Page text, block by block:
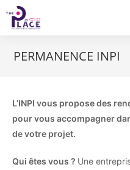
PERMANENCE INPI
L’INPI vous propose des
pour vous accompagner
de votre projet.
Qui êtes vous ? Une